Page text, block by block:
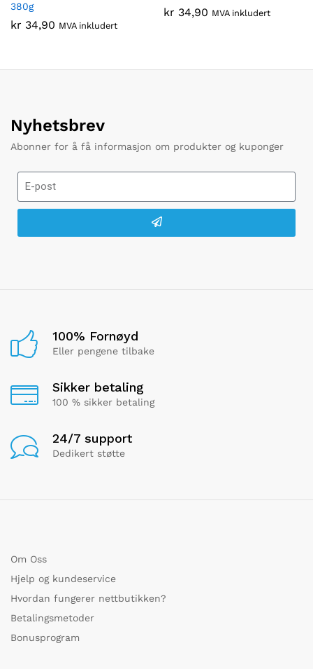
380g
kr 34,90 MVA inkludert
kr 34,90 MVA inkludert
Nyhetsbrev
Abonner for å få informasjon om produkter og kuponger
100% Fornøyd
Eller pengene tilbake
Sikker betaling
100 % sikker betaling
24/7 support
Dedikert støtte
Om Oss
Hjelp og kundeservice
Hvordan fungerer nettbutikken?
Betalingsmetoder
Bonusprogram